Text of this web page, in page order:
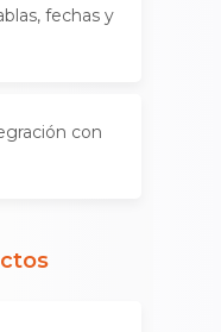
fechas y
con